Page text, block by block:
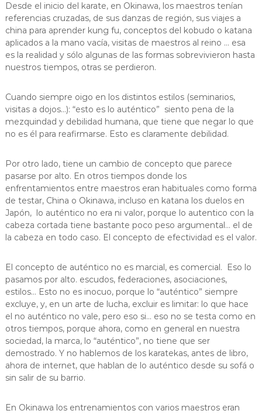
Desde el inicio del karate, en Okinawa, los maestros tenían
referencias cruzadas, de sus danzas de región, sus viajes a
china para aprender kung fu, conceptos del kobudo o katana
aplicados a la mano vacía, visitas de maestros al reino … esa
es la realidad y sólo algunas de las formas sobrevivieron hasta
nuestros tiempos, otras se perdieron.
Cuando siempre oigo en los distintos estilos (seminarios,
visitas a dojos…): “esto es lo auténtico” siento pena de la
mezquindad y debilidad humana, que tiene que negar lo que
no es él para reafirmarse. Esto es claramente debilidad.
Por otro lado, tiene un cambio de concepto que parece
pasarse por alto. En otros tiempos donde los
enfrentamientos entre maestros eran habituales como forma
de testar, China o Okinawa, incluso en katana los duelos en
Japón, lo auténtico no era ni valor, porque lo autentico con la
cabeza cortada tiene bastante poco peso argumental… el de
la cabeza en todo caso. El concepto de efectividad es el valor.
El concepto de auténtico no es marcial, es comercial. Eso lo
pasamos por alto. escudos, federaciones, asociaciones,
estilos… Esto no es inocuo, porque lo “auténtico” siempre
excluye, y, en un arte de lucha, excluir es limitar: lo que hace
el no auténtico no vale, pero eso si… eso no se testa como en
otros tiempos, porque ahora, como en general en nuestra
sociedad, la marca, lo “auténtico”, no tiene que ser
demostrado. Y no hablemos de los karatekas, antes de libro,
ahora de internet, que hablan de lo auténtico desde su sofá o
sin salir de su barrio.
En Okinawa los entrenamientos con varios maestros eran